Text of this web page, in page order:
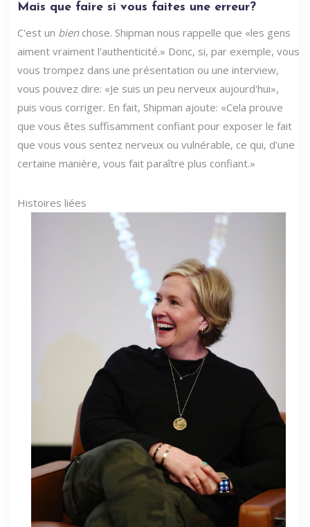
Mais que faire si vous faites une erreur?
C'est un bienchose. Shipman nous rappelle que «les gens
aiment vraiment l'authenticité.» Donc, si, par exemple, vous
vous trompez dans une présentation ou une interview,
vous pouvez dire: «Je suis un peu nerveux aujourd'hui»,
puis vous corriger. En fait, Shipman ajoute: «Cela prouve
que vous êtes suffisamment confiant pour exposer le fait
que vous vous sentez nerveux ou vulnérable, ce qui, d'une
certaine manière, vous fait paraître plus confiant.»
Histoires liées